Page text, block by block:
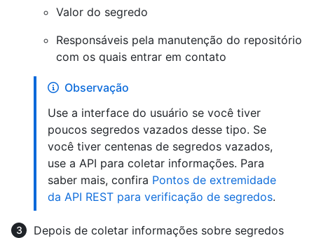
Valor do segredo
Responsáveis pela manutenção do repositório
com os quais entrar em contato
Observação
Use a interface do usuário se você tiver
poucos segredos vazados desse tipo. Se
você tiver centenas de segredos vazados,
use a API para coletar informações. Para
saber mais, confira Pontos de extremidade
da API REST para verificação de segredos.
Depois de coletar informações sobre segredos